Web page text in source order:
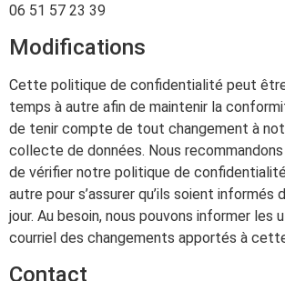
06 51 57 23 39
Modifications
Cette politique de confidentialité peut
temps à autre afin de maintenir la
de tenir compte de tout changement à
collecte de données. Nous
de vérifier notre politique de
autre pour s’assurer qu’ils soient informés
jour. Au besoin, nous pouvons informer les
courriel des changements apportés à
Contact